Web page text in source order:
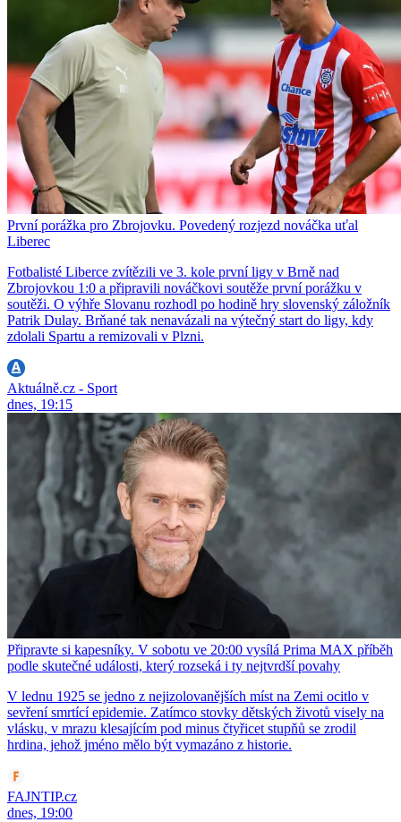
První porážka pro Zbrojovku. Povedený rozjezd nováčka uťal
Liberec
Fotbalisté Liberce zvítězili ve 3. kole první ligy v Brně nad
Zbrojovkou 1:0 a připravili nováčkovi soutěže první porážku v
soutěži. O výhře Slovanu rozhodl po hodině hry slovenský záložník
Patrik Dulay. Brňané tak nenavázali na výtečný start do ligy, kdy
zdolali Spartu a remizovali v Plzni.
Aktuálně.cz - Sport
dnes, 19:15
Připravte si kapesníky. V sobotu ve 20:00 vysílá Prima MAX příběh
podle skutečné události, který rozseká i ty nejtvrdší povahy
V lednu 1925 se jedno z nejizolovanějších míst na Zemi ocitlo v
sevření smrtící epidemie. Zatímco stovky dětských životů visely na
vlásku, v mrazu klesajícím pod minus čtyřicet stupňů se zrodil
hrdina, jehož jméno mělo být vymazáno z historie.
FAJNTIP.cz
dnes, 19:00